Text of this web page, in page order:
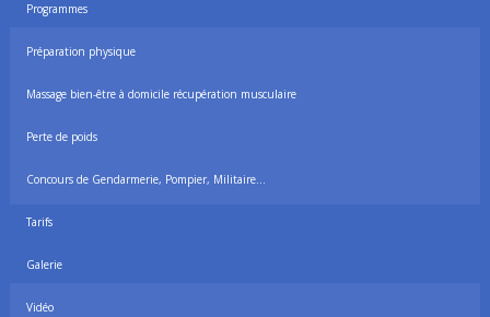
Programmes
Préparation physique
Massage bien-être à domicile récupération musculaire
Perte de poids
Concours de Gendarmerie, Pompier, Militaire…
Tarifs
Galerie
Vidéo